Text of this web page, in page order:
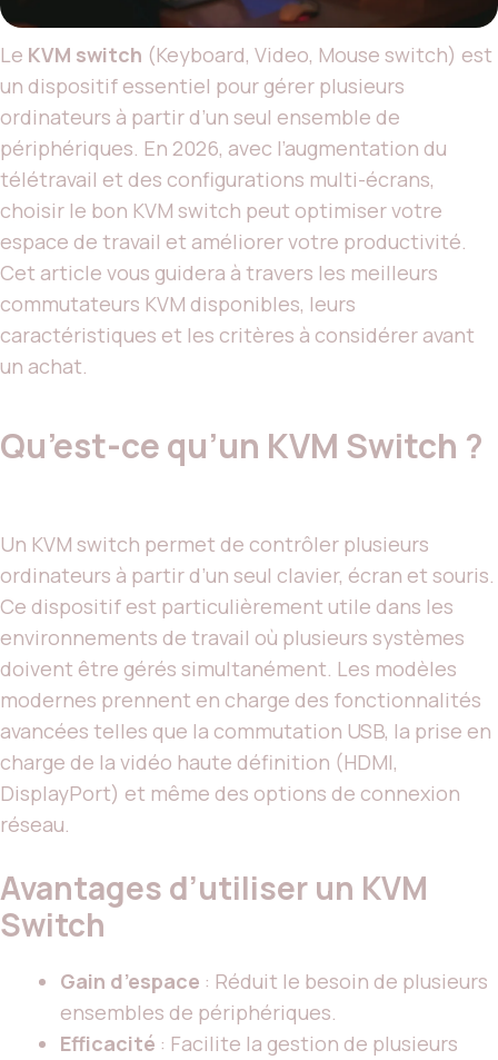
Le KVM switch (Keyboard, Video, Mouse switch) est
un dispositif essentiel pour gérer plusieurs
ordinateurs à partir d’un seul ensemble de
périphériques. En 2026, avec l’augmentation du
télétravail et des configurations multi-écrans,
choisir le bon KVM switch peut optimiser votre
espace de travail et améliorer votre productivité.
Cet article vous guidera à travers les meilleurs
commutateurs KVM disponibles, leurs
caractéristiques et les critères à considérer avant
un achat.
Qu’est-ce qu’un KVM Switch ?
Un KVM switch permet de contrôler plusieurs
ordinateurs à partir d’un seul clavier, écran et souris.
Ce dispositif est particulièrement utile dans les
environnements de travail où plusieurs systèmes
doivent être gérés simultanément. Les modèles
modernes prennent en charge des fonctionnalités
avancées telles que la commutation USB, la prise en
charge de la vidéo haute définition (HDMI,
DisplayPort) et même des options de connexion
réseau.
Avantages d’utiliser un KVM
Switch
Gain d’espace : Réduit le besoin de plusieurs
ensembles de périphériques.
Efficacité : Facilite la gestion de plusieurs